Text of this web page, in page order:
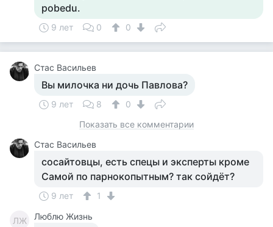
pobedu.
9 лет 0 0
Стас Васильев
Вы милочка ни дочь Павлова?
9 лет 8
0
Показать все комментарии
Стас Васильев
сосайтовцы, есть спецы и эксперты кроме
Самой по парнокопытным? так сойдёт?
9 лет 1
ЛЖ Люблю Жизнь